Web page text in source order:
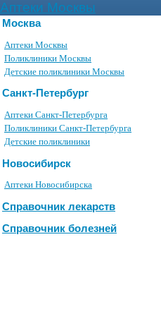
Аптеки Москвы
Москва
Аптеки Москвы
Поликлиники Москвы
Детские поликлиники Москвы
Санкт-Петербург
Аптеки Санкт-Петербурга
Поликлиники Санкт-Петербурга
Детские поликлиники
Новосибирск
Аптеки Новосибирска
Справочник лекарств
Справочник болезней